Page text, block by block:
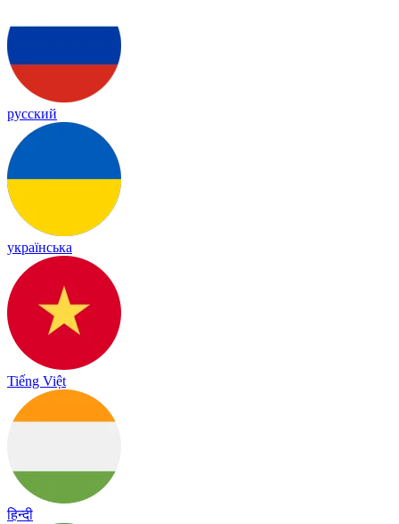
русский
українська
Tiếng Việt
हिन्दी